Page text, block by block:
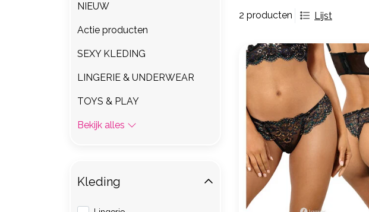
2 producten Lijst
NIEUW
Actie producten
SEXY KLEDING
LINGERIE & UNDERWEAR
TOYS & PLAY
Bekijk alles
Kleding